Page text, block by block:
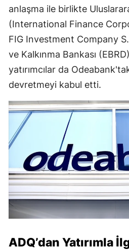
anlaşma ile birlikte
(International Finance
FIG Investment Company
ve Kalkınma Bankası
yatırımcılar da
devretmeyi kabul etti.
ADQ’dan Yatırımla